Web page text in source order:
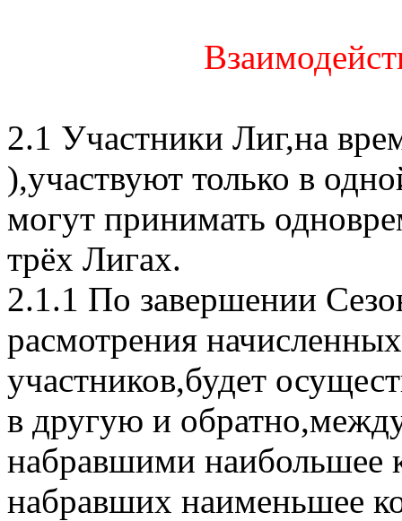
2.1 Участники Лиг,на
),участвуют только в
могут принимать
трёх Лигах.
2.1.1 По завершении
расмотрения
участников,будет
в другую и
набравшими наибольшее
набравших наименьшее